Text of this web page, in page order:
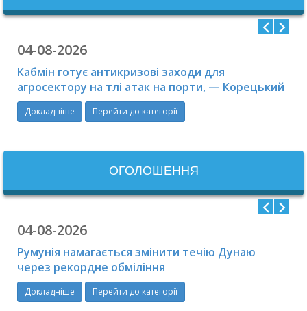
04-08-2026
Кабмін готує антикризові заходи для
агросектору на тлі атак на порти, — Корецький
Докладніше Перейти до категорії
ОГОЛОШЕННЯ
04-08-2026
Румунія намагається змінити течію Дунаю
через рекордне обміління
Докладніше Перейти до категорії